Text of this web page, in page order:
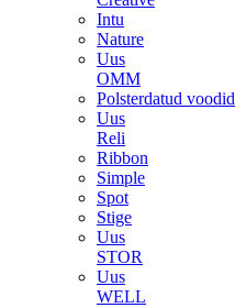
Intu
Nature
Uus
OMM
Polsterdatud voodid
Uus
Reli
Ribbon
Simple
Spot
Stige
Uus
STOR
Uus
WELL